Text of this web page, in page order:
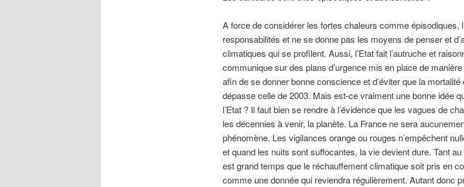
A force de considérer les fortes chaleurs comme épisodiques,
responsabilités et ne se donne pas les moyens de penser et
climatiques qui se profilent. Aussi, l’Etat fait l’autruche et
communique sur des plans d’urgence mis en place de
afin de se donner bonne conscience et d’éviter que la
dépasse celle de 2003. Mais est-ce vraiment une bonne idée
l’Etat ? Il faut bien se rendre à l’évidence que les vagues de
les décennies à venir, la planète. La France ne sera
phénomène. Les vigilances orange ou rouges n’empêchent
et quand les nuits sont suffocantes, la vie devient dure. Tant au
est grand temps que le réchauffement climatique soit pris en
comme une donnée qui reviendra régulièrement. Autant donc